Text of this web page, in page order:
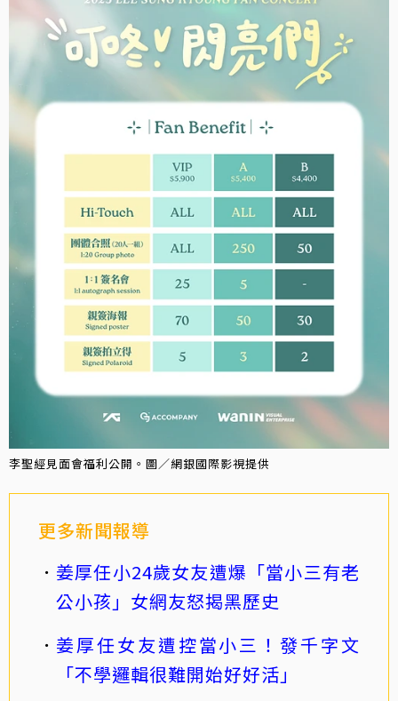
李聖經見面會福利公開。圖／網銀國際影視提供
更多新聞報導
姜厚任小24歲女友遭爆「當小三有老
公小孩」女網友怒揭黑歷史
姜厚任女友遭控當小三！發千字文
「不學邏輯很難開始好好活」